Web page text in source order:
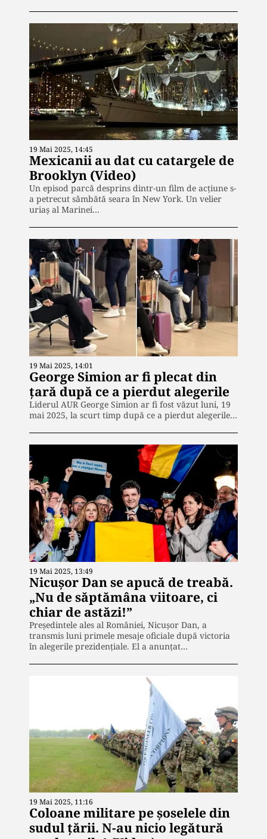
19 Mai 2025, 14:45
Mexicanii au dat cu catargele de
Brooklyn (Video)
Un episod parcă desprins dintr-un film de acțiune s-
a petrecut sâmbătă seara în New York. Un velier
uriaș al Marinei…
19 Mai 2025, 14:01
George Simion ar fi plecat din
ţară după ce a pierdut alegerile
Liderul AUR George Simion ar fi fost văzut luni, 19
mai 2025, la scurt timp după ce a pierdut alegerile…
19 Mai 2025, 13:49
Nicușor Dan se apucă de treabă.
„Nu de săptămâna viitoare, ci
chiar de astăzi!”
Președintele ales al României, Nicușor Dan, a
transmis luni primele mesaje oficiale după victoria
în alegerile prezidențiale. El a anunțat…
19 Mai 2025, 11:16
Coloane militare pe șoselele din
sudul țării. N-au nicio legătură